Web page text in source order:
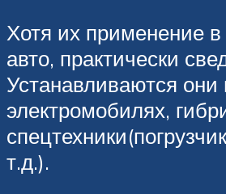
Хотя их применение
авто, практически
Устанавливаются они
электромобилях,
т.д.).